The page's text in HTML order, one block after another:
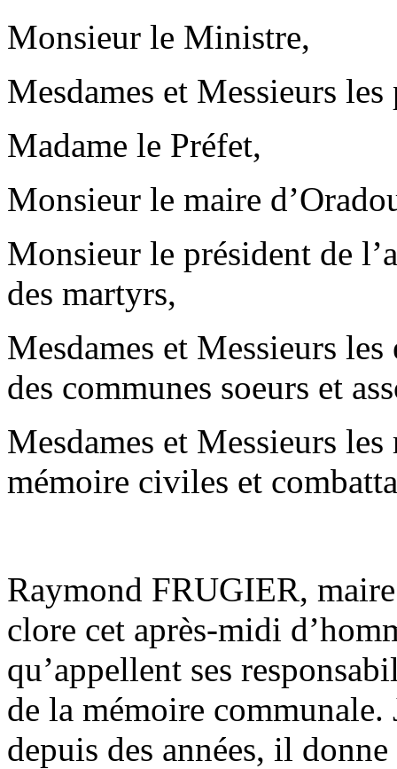
Monsieur le Ministre,
Mesdames et Messieurs
Madame le Préfet,
Monsieur le maire
Monsieur le président de
des martyrs,
Mesdames et Messieurs
des communes soeurs et
Mesdames et Messieurs
mémoire civiles et
Raymond FRUGIER,
clore cet après-midi
qu’appellent ses
de la mémoire communale.
depuis des années, il